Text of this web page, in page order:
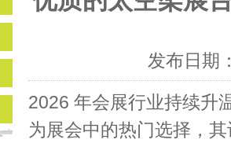
发布日期
2026 年会展行业持续升
为展会中的热门选择，